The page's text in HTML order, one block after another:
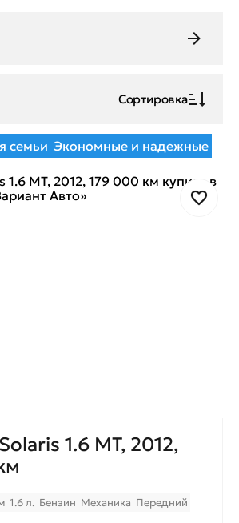
Сортировка
семьи Экономные и надежные
1.6 MТ, 2012,
1.6 л. Бензин Механика Передний